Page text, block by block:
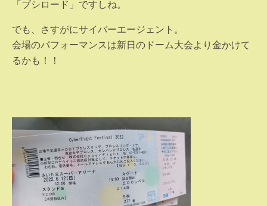
「ブシロード」ですしね。
でも、さすがにサイバーエージェント。
会場のパフォーマンスは新日のドーム大会より金かけて
るかも！！